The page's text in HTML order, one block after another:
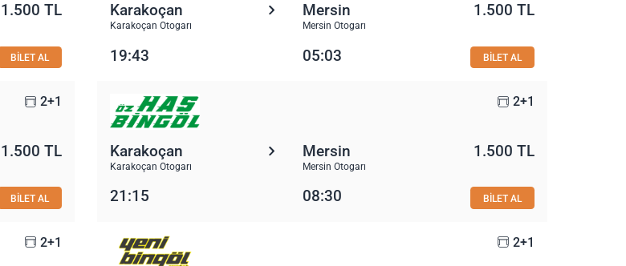
1.500 TL
BİLET AL
Karakoçan
Karakoçan Otogarı
Mersin
Mersin Otogarı
1.500 TL
19:43 05:03 BİLET AL
2+1
1.500 TL
BİLET AL
2+1
Karakoçan
Karakoçan Otogarı
Mersin
Mersin Otogarı
1.500 TL
21:15 08:30 BİLET AL
2+1 2+1